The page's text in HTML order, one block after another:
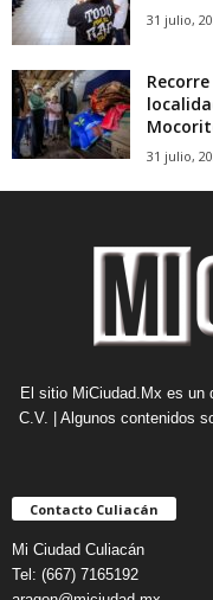
31 julio,
31 julio,
El sitio MiCiudad.Mx es un
C.V. | Algunos contenidos
Contacto Culiacán
Mi Ciudad Culiacán
Tel: (667) 7165192